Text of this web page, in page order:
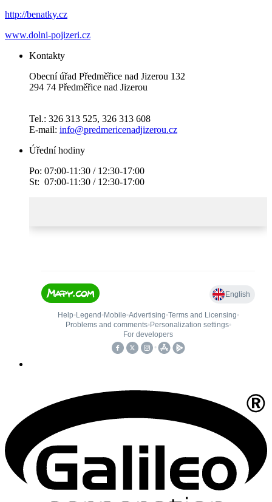
http://benatky.cz
www.dolni-pojizeri.cz
Kontakty
Obecní úřad Předměřice nad Jizerou 132
294 74 Předměřice nad Jizerou
Tel.: 326 313 525, 326 313 608
E-mail: info@predmericenadjizerou.cz
Úřední hodiny
Po: 07:00-11:30 / 12:30-17:00
St: 07:00-11:30 / 12:30-17:00